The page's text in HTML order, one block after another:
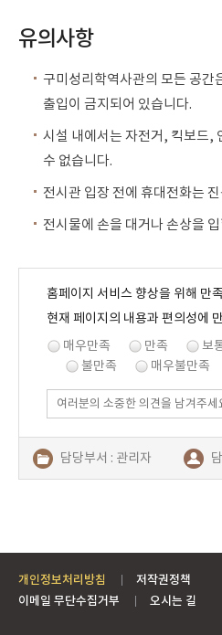
유의사항
구미성리학역사관의 모든 공간
출입이 금지되어 있습니다.
시설 내에서는 자전거, 킥보드,
수 없습니다.
전시관 입장 전에 휴대전화는
전시물에 손을 대거나 손상을
홈페이지 서비스 향상을 위해 만
현재 페이지의 내용과 편의성에
매우만족
만족
보
불만족
매우불만족
담당부서 : 관리자
개인정보처리방침
저작권정책
이메일 무단수집거부
오시는 길